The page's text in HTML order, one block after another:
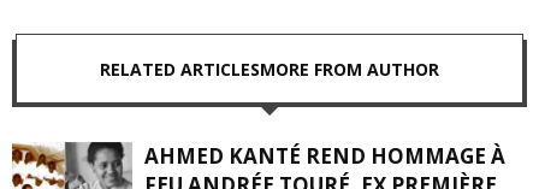
RELATED ARTICLESMORE FROM AUTHOR
AHMED KANTÉ REND HOMMAGE À